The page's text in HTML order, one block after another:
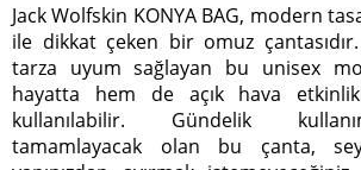
Jack Wolfskin KONYA BAG, modern
ile dikkat çeken bir omuz
tarza uyum sağlayan bu unisex
hayatta hem de açık hava
kullanılabilir. Gündelik
tamamlayacak olan bu çanta,